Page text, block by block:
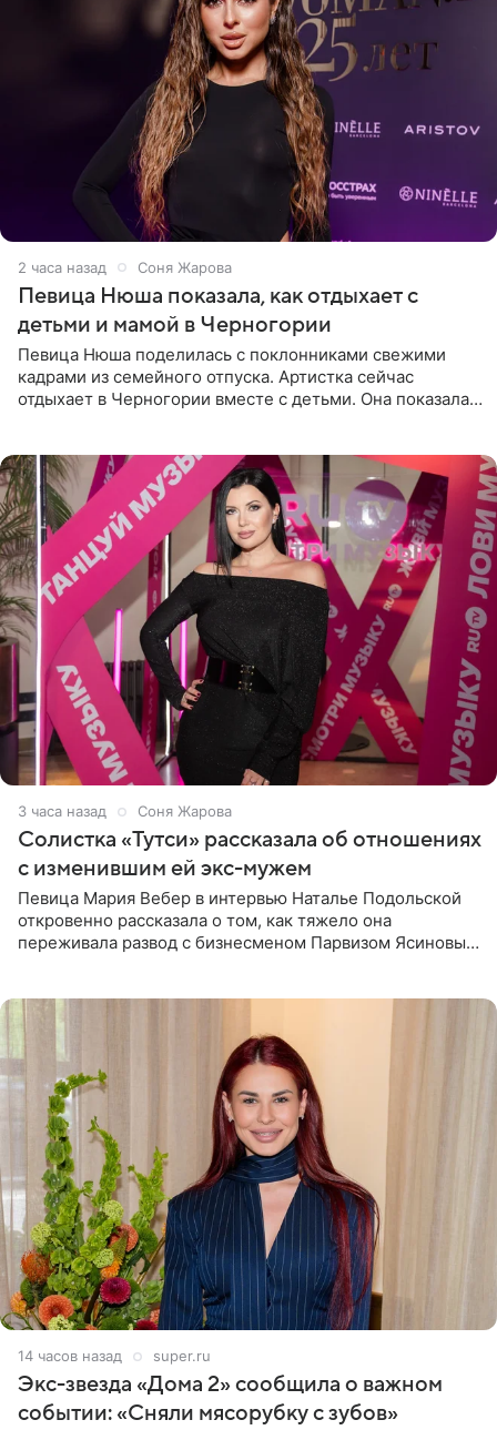
2 часа назад Соня Жарова
Певица Нюша показала, как отдыхает с
детьми и мамой в Черногории
Певица Нюша поделилась с поклонниками свежими
кадрами из семейного отпуска. Артистка сейчас
отдыхает в Черногории вместе с детьми. Она показала,
3 часа назад Соня Жарова
Солистка «Тутси» рассказала об отношениях
с изменившим ей экс-мужем
Певица Мария Вебер в интервью Наталье Подольской
откровенно рассказала о том, как тяжело она
переживала развод с бизнесменом Парвизом Ясиновым.
14 часов назад super.ru
Экс-звезда «Дома 2» сообщила о важном
событии: «Сняли мясорубку с зубов»